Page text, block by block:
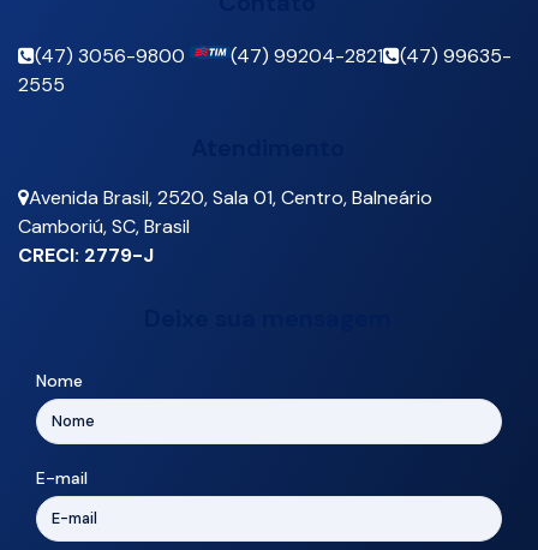
(47) 3056-9800 (47) 99204-2821
(47) 99635-
2555
Avenida Brasil,2520,Sala 01,Centro,Balneário
Camboriú,SC,Brasil
CRECI: 2779-J
Nome
E-mail